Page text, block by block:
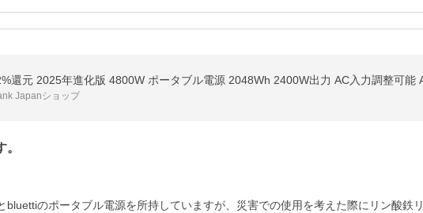
還元 2025年進化版 4800W ポータブル電源 2048Wh 2400W出力 AC入力調整可能
Japanショップ
bluettiのポータブル電源を所持していますが、災害での使用を考えた際にリン酸鉄リ